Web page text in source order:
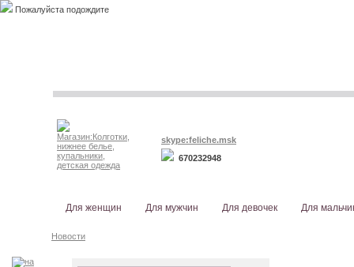
Пожалуйста подождите
skype:feliche.msk
670232948
Для женщин Для мужчин Для девочек Для
Новости